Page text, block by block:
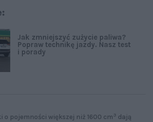
Jak zmniejszyć zużycie paliwa?
Popraw technikę jazdy. Nasz test
i porady
o pojemności większej niż 1600 cm3 dają